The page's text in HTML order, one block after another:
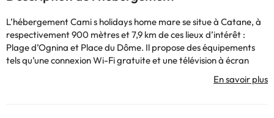
L’hébergement Cami s holidays home mare se situe à Catane, à
respectivement 900 mètres et 7,9 km de ces lieux d’intérêt :
Plage d’Ognina et Place du Dôme. Il propose des équipements
tels qu’une connexion Wi-Fi gratuite et une télévision à écran
plat. Cette maison de vacances est à respectivement 5,7 km et 6
km de : Centre des expositions le Ciminiere et Gare centrale de